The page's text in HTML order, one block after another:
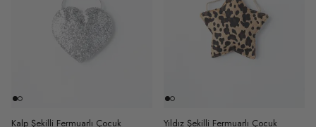
Kalp Şekilli Fermuarlı Çocuk
Yıldız Şekilli Fermuarlı Çocuk